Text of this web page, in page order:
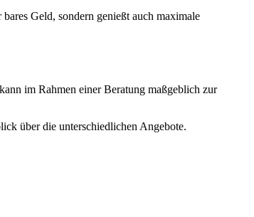
Geld, sondern genießt auch maximale
im Rahmen einer Beratung maßgeblich zur
über die unterschiedlichen Angebote.